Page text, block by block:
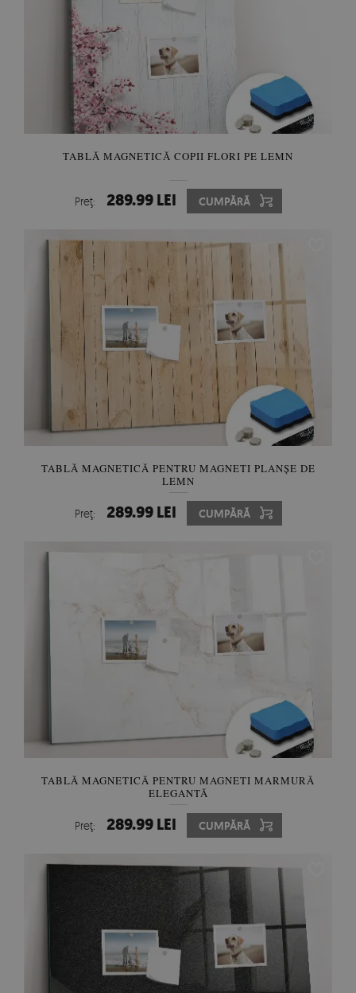
TABLĂ MAGNETICĂ COPII FLORI PE LEMN
Preţ: 289.99 LEI CUMPĂRĂ
TABLĂ MAGNETICĂ PENTRU MAGNETI PLANȘE DE
LEMN
Preţ: 289.99 LEI CUMPĂRĂ
TABLĂ MAGNETICĂ PENTRU MAGNETI MARMURĂ
ELEGANTĂ
Preţ: 289.99 LEI CUMPĂRĂ